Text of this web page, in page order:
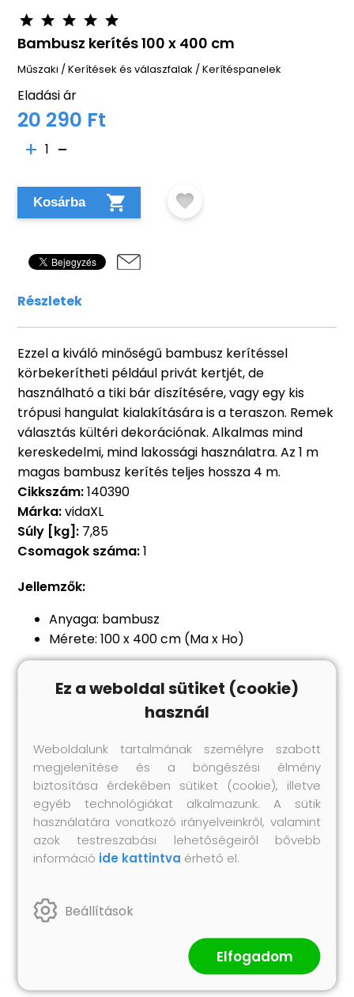
Bambusz kerítés 100 x 400 cm
Műszaki /Kerítések és válaszfalak /Kerítéspanelek
Eladási ár
20 290 Ft
1
Kosárba
Részletek
Ezzel a kiváló minőségű bambusz kerítéssel
körbekerítheti például privát kertjét, de
használható a tiki bár díszítésére, vagy egy kis
trópusi hangulat kialakítására is a teraszon. Remek
választás kültéri dekorációnak. Alkalmas mind
kereskedelmi, mind lakossági használatra. Az 1 m
magas bambusz kerítés teljes hossza 4 m.
Cikkszám:140390
Márka:vidaXL
Súly [kg]: 7,85
Csomagok száma:1
Jellemzők:
Anyaga: bambusz
Mérete: 100 x 400 cm (Ma x Ho)
Hasonló termékek
Ez a weboldal sütiket (cookie)
használ
Weboldalunk tartalmának személyre szabott
megjelenítése és a böngészési élmény
biztosítása érdekében sütiket (cookie), illetve
egyéb technológiákat alkalmazunk. A sütik
használatára vonatkozó irányelveinkről, valamint
azok testreszabási lehetőségeiről bővebb
információ ide kattintva érhető el.
Beállítások
Elfogadom